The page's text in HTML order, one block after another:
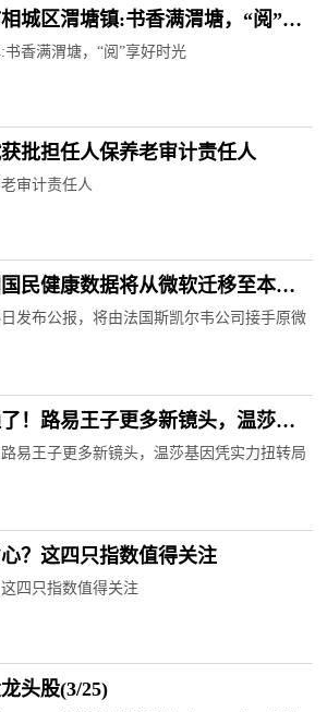
相城区渭塘镇:书香满渭塘，“阅”享
香满渭塘，“阅”享好时光
批担任人保养老审计责任人
审计责任人
民健康数据将从微软迁移至本土
发布公报，将由法国斯凯尔韦公司接手原微
！路易王子更多新镜头，温莎基
观热点
易王子更多新镜头，温莎基因凭实力扭转局
？这四只指数值得关注
四只指数值得关注
头股(3/25)